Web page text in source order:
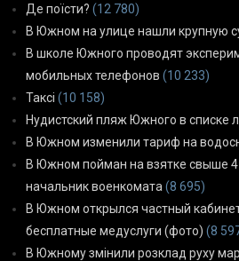
Де поїсти? (12 780)
В Южном на улице нашли крупную
В школе Южного проводят
мобильных телефонов (10 233)
Таксі (10 158)
Нудистский пляж Южного в списке
В Южном изменили тариф на
В Южном пойман на взятке свыше
начальник военкомата (8 695)
В Южном открылся частный
бесплатные медуслуги (фото) (8
В Южному змінили розклад руху